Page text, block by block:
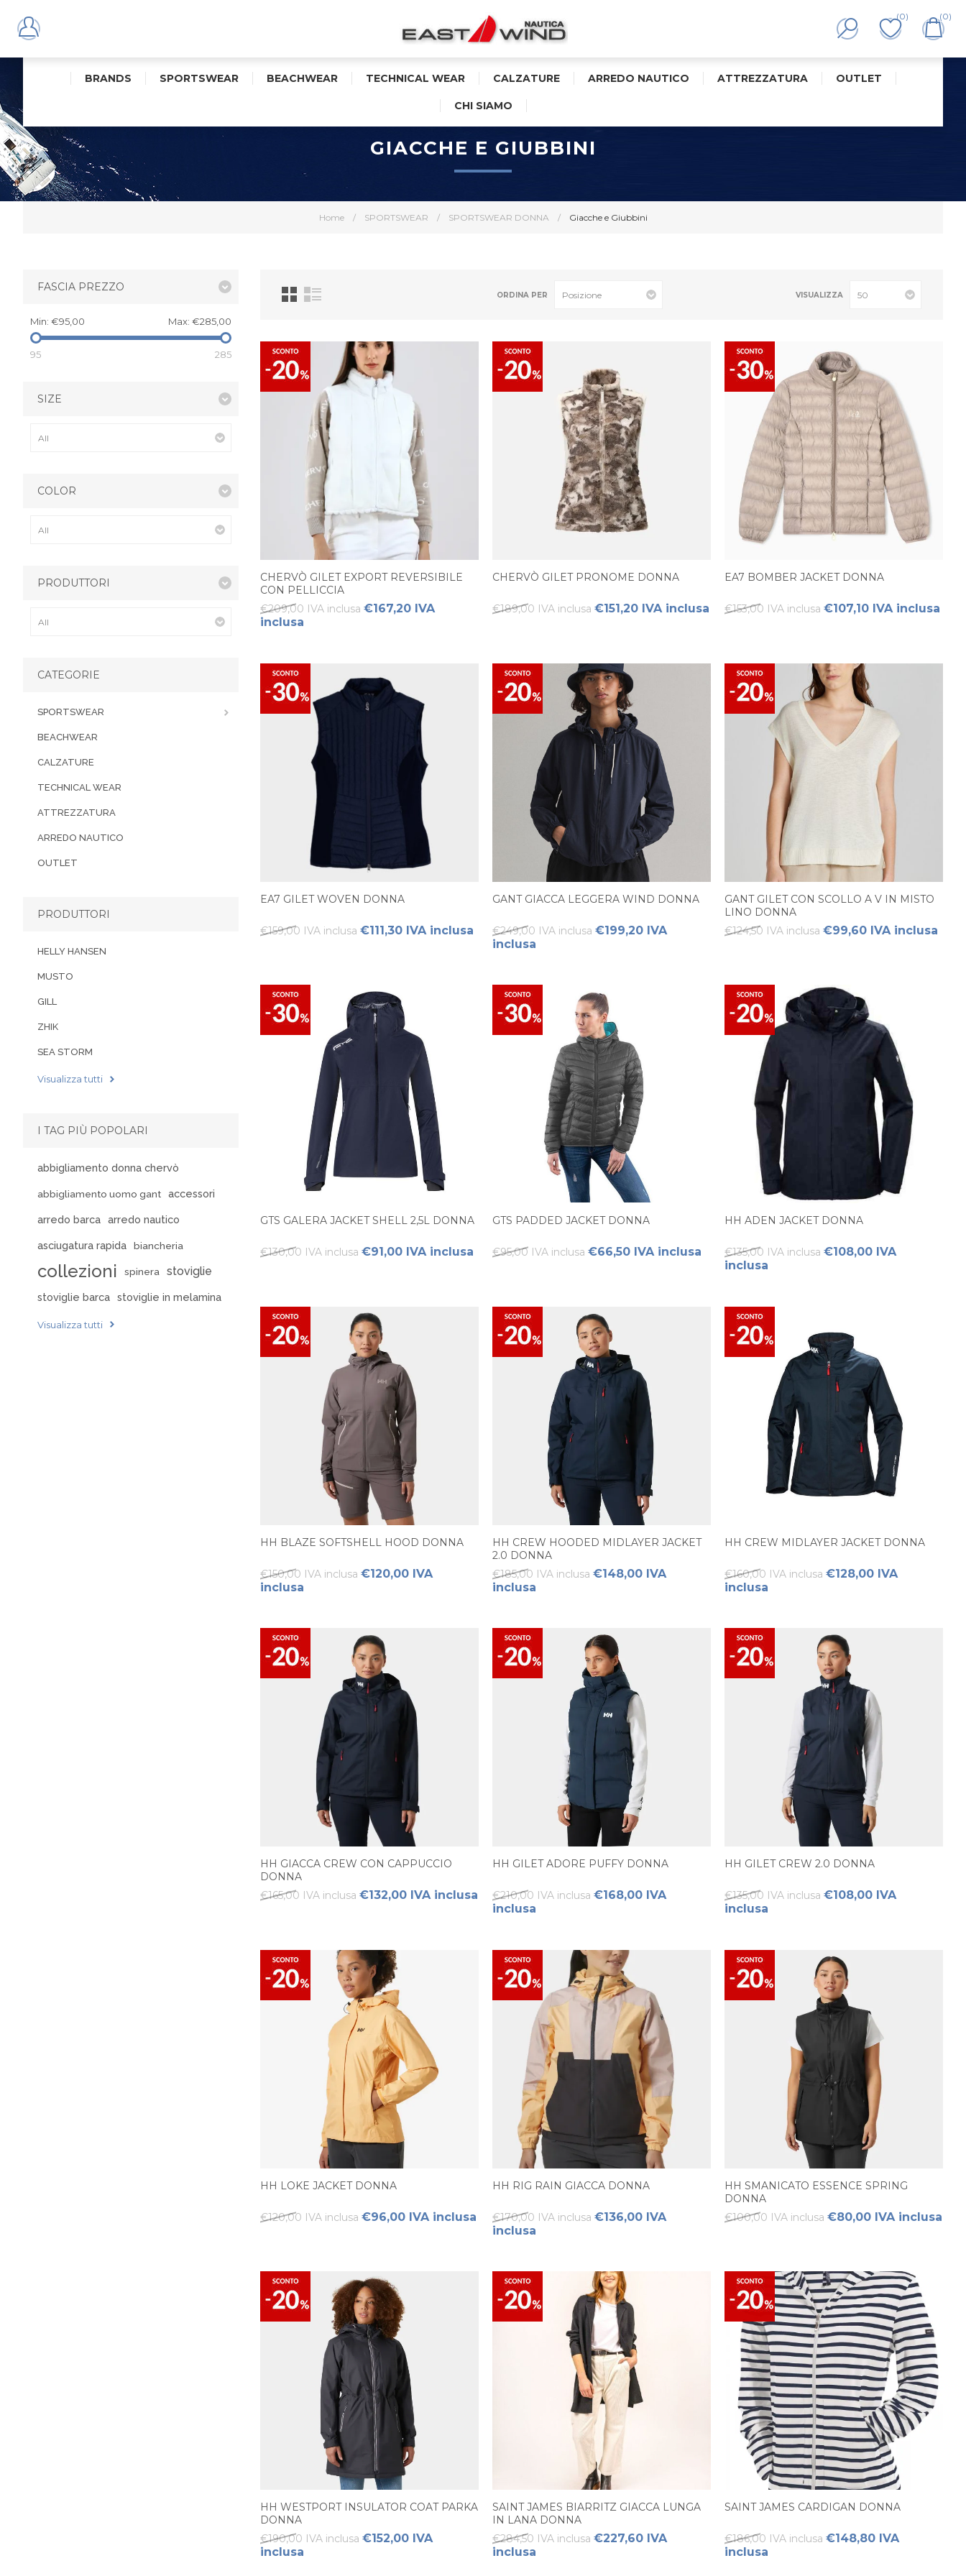
(0) (0)
BRANDS SPORTSWEAR BEACHWEAR TECHNICAL WEAR CALZATURE ARREDO NAUTICO ATTREZZATURA OUTLET
CHI SIAMO
Home / SPORTSWEAR / SPORTSWEAR DONNA / Giacche e Giubbini
GIACCHE E GIUBBINI
ORDINA PER VISUALIZZA
CHERVÒ GILET EXPORT REVERSIBILE
CON PELLICCIA
€209,00 IVA inclusa €167,20 IVA
inclusa
CHERVÒ GILET PRONOME DONNA
€189,00 IVA inclusa €151,20 IVA inclusa
EA7 BOMBER JACKET DONNA
€153,00 IVA inclusa €107,10 IVA inclusa
EA7 GILET WOVEN DONNA
€159,00 IVA inclusa €111,30 IVA inclusa
GANT GIACCA LEGGERA WIND DONNA
€249,00 IVA inclusa €199,20 IVA
inclusa
GANT GILET CON SCOLLO A V IN MISTO
LINO DONNA
€124,50 IVA inclusa €99,60 IVA inclusa
GTS GALERA JACKET SHELL 2,5L DONNA
€130,00 IVA inclusa €91,00 IVA inclusa
GTS PADDED JACKET DONNA
€95,00 IVA inclusa €66,50 IVA inclusa
HH ADEN JACKET DONNA
€135,00 IVA inclusa €108,00 IVA
inclusa
HH BLAZE SOFTSHELL HOOD DONNA
€150,00 IVA inclusa €120,00 IVA
inclusa
HH CREW HOODED MIDLAYER JACKET
2.0 DONNA
€185,00 IVA inclusa €148,00 IVA
inclusa
HH CREW MIDLAYER JACKET DONNA
€160,00 IVA inclusa €128,00 IVA
inclusa
HH GIACCA CREW CON CAPPUCCIO
DONNA
€165,00 IVA inclusa €132,00 IVA inclusa
HH GILET ADORE PUFFY DONNA
€210,00 IVA inclusa €168,00 IVA
inclusa
HH GILET CREW 2.0 DONNA
€135,00 IVA inclusa €108,00 IVA
inclusa
HH LOKE JACKET DONNA
€120,00 IVA inclusa €96,00 IVA inclusa
HH RIG RAIN GIACCA DONNA
€170,00 IVA inclusa €136,00 IVA
inclusa
HH SMANICATO ESSENCE SPRING
DONNA
€100,00 IVA inclusa €80,00 IVA inclusa
HH WESTPORT INSULATOR COAT PARKA
DONNA
€190,00 IVA inclusa €152,00 IVA
inclusa
SAINT JAMES BIARRITZ GIACCA LUNGA
IN LANA DONNA
€284,50 IVA inclusa €227,60 IVA
inclusa
SAINT JAMES CARDIGAN DONNA
€186,00 IVA inclusa €148,80 IVA
inclusa
FASCIA PREZZO
Min: €95,00 Max: €285,00
95 285
SIZE
COLOR
PRODUTTORI
CATEGORIE
SPORTSWEAR
BEACHWEAR
CALZATURE
TECHNICAL WEAR
ATTREZZATURA
ARREDO NAUTICO
OUTLET
PRODUTTORI
HELLY HANSEN
MUSTO
GILL
ZHIK
SEA STORM
Visualizza tutti
I TAG PIÙ POPOLARI
abbigliamento donna chervò
abbigliamento uomo gant accessori
arredo barca arredo nautico
asciugatura rapida biancheria
collezioni spinera stoviglie
stoviglie barca stoviglie in melamina
Visualizza tutti